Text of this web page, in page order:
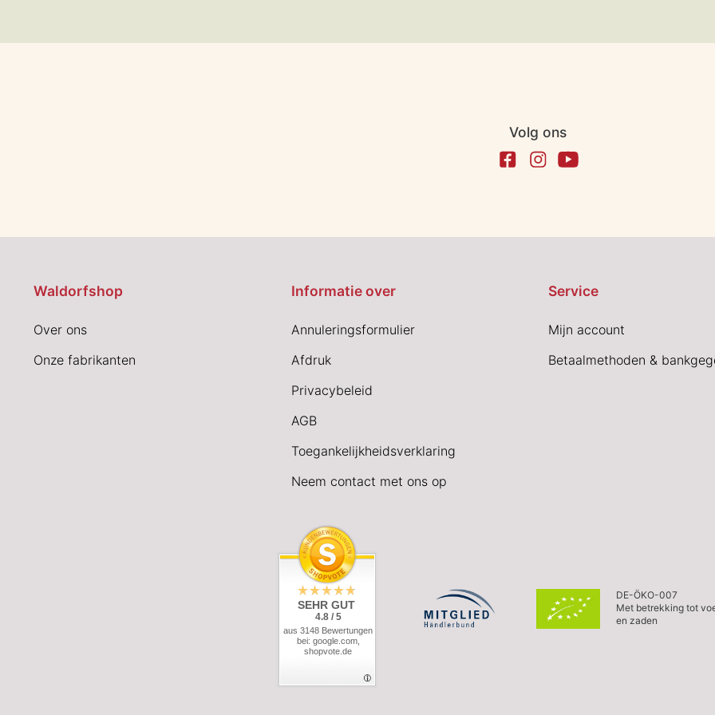
Volg ons
Waldorfshop
Over ons
Onze fabrikanten
Informatie over
Annuleringsformulier
Afdruk
Privacybeleid
AGB
Toegankelijkheidsverklaring
Neem contact met ons op
Service
Mijn account
Betaalmethoden &
SEHR GUT
4.8 / 5
aus 3148 Bewertungen
bei: google.com,
shopvote.de
DE-ÖKO-007
Met betrekking tot
en zaden